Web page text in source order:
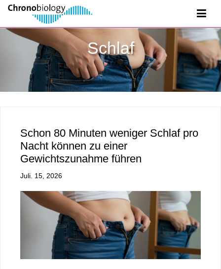
Schlaf
Schon 80 Minuten weniger Schlaf pro
Nacht können zu einer
Gewichtszunahme führen
Juli. 15, 2026